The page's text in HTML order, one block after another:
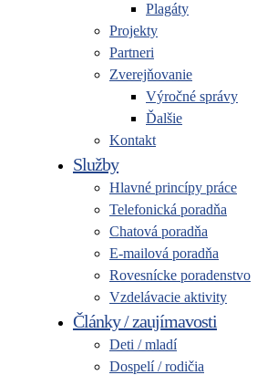
Plagáty
Projekty
Partneri
Zverejňovanie
Výročné správy
Ďalšie
Kontakt
Služby
Hlavné princípy práce
Telefonická poradňa
Chatová poradňa
E-mailová poradňa
Rovesnícke poradenstvo
Vzdelávacie aktivity
Články / zaujímavosti
Deti / mladí
Dospelí / rodičia